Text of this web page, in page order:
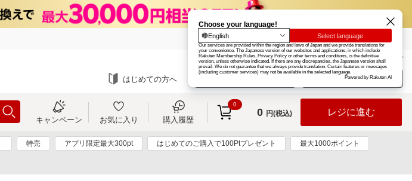
楽天グループ カード
お知らせ ヘルプ
はじめての方へ ログイン
キャンペーン お気に入り 購入履歴
0
0 円(税込) レジに進む
特売 アプリ限定最大300pt はじめてのご購入で100Ptプレゼント 最大1000ポイント